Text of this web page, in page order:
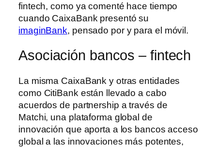
fintech, como ya comenté hace tiempo
cuando CaixaBank presentó su
imaginBank, pensado por y para el móvil.
Asociación bancos – fintech
La misma CaixaBank y otras entidades
como CitiBank están llevado a cabo
acuerdos de partnership a través de
Matchi, una plataforma global de
innovación que aporta a los bancos acceso
global a las innovaciones más potentes,